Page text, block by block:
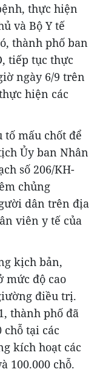
thực hiện
và Bộ Y tế
thành phố ban
tiếp tục thực
ngày 6/9 trên
hiện các
tố mấu chốt để
Ủy ban Nhân
số 206/KH-
chủng
dân trên địa
viên y tế của
kịch bản,
mức độ cao
điều trị.
thành phố đã
tại các
kích hoạt các
100.000 chỗ.